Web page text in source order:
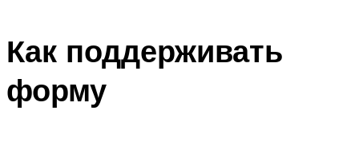
Как поддерживать
форму